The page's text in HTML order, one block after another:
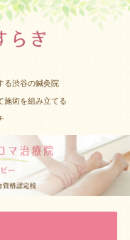
渋谷 女
る渋谷の鍼灸院
施術を組み立てる